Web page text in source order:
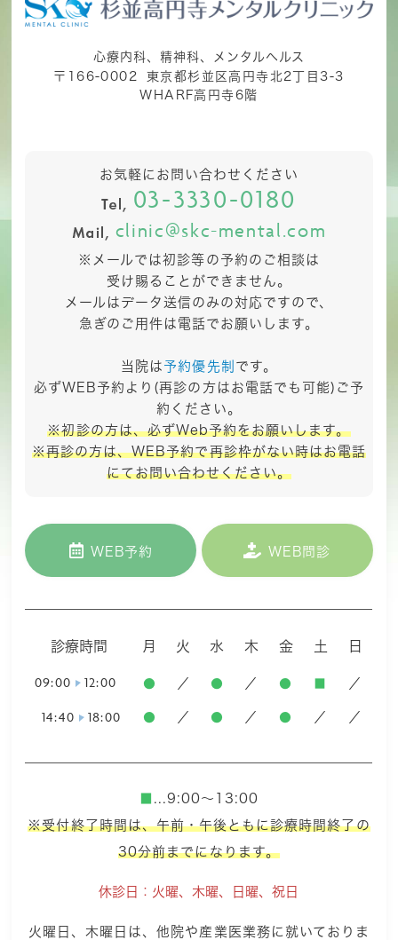
心療内科、精神科、メンタルヘルス
〒166-0002
東京都杉並区高円寺北2丁目3-3
WHARF高円寺6階
お気軽にお問い合わせください
03-3330-0180
clinic@skc-mental.com
※メールでは初診等の予約のご相談は
受け賜ることができません。
メールはデータ送信のみの対応ですので、
急ぎのご用件は電話でお願いします。
当院は 予約優先制 です。
必ずWEB予約より(再診の方はお電話でも可能)ご予
約ください。
※初診の方は、必ずWeb予約をお願いします。
※再診の方は、WEB予約で再診枠がない時はお電話
にてお問い合わせください。
WEB予約 WEB問診
診療時間 月 火 水 木 金 土 日
09:00 12:00 ● ／ ● ／ ● ／
14:40 18:00 ● ／ ● ／ ● ／ ／
...9:00～13:00
※受付終了時間は、午前・午後ともに診療時間終了の
30分前までになります。
休診日：火曜、木曜、日曜、祝日
火曜日、木曜日は、他院や産業医業務に就いておりま